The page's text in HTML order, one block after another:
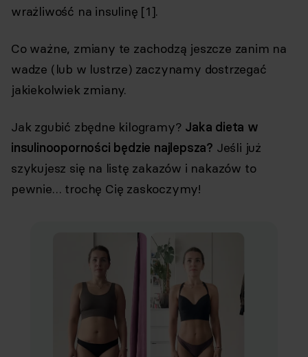
wrażliwość na insulinę [1].
Co ważne, zmiany te zachodzą jeszcze zanim na
wadze (lub w lustrze) zaczynamy dostrzegać
jakiekolwiek zmiany.
Jak zgubić zbędne kilogramy? Jaka dieta w
insulinooporności będzie najlepsza? Jeśli już
szykujesz się na listę zakazów i nakazów to
pewnie… trochę Cię zaskoczymy!